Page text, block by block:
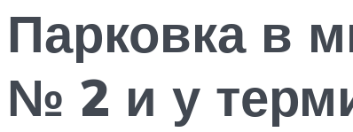
Парковка в
№ 2 и у